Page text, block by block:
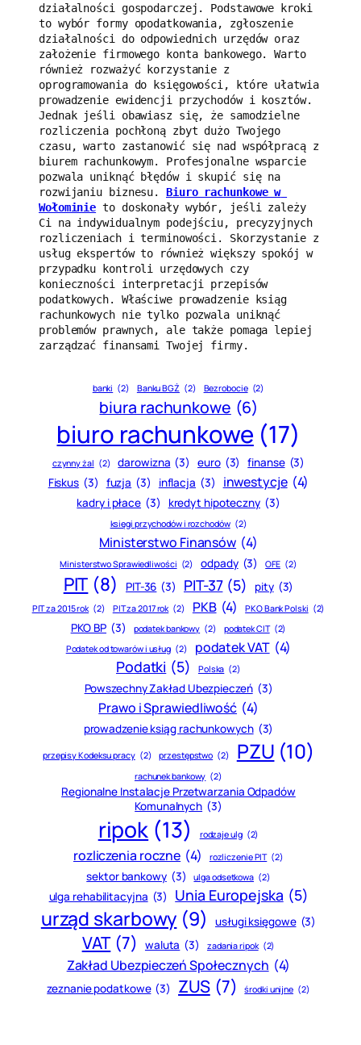
działalności gospodarczej. Podstawowe kroki
to wybór formy opodatkowania, zgłoszenie
działalności do odpowiednich urzędów oraz
założenie firmowego konta bankowego. Warto
również rozważyć korzystanie z
oprogramowania do księgowości, które ułatwia
prowadzenie ewidencji przychodów i kosztów.
Jednak jeśli obawiasz się, że samodzielne
rozliczenia pochłoną zbyt dużo Twojego
czasu, warto zastanowić się nad współpracą z
biurem rachunkowym. Profesjonalne wsparcie
pozwala uniknąć błędów i skupić się na
rozwijaniu biznesu. Biuro rachunkowe w
Wołominie to doskonały wybór, jeśli zależy
Ci na indywidualnym podejściu, precyzyjnych
rozliczeniach i terminowości. Skorzystanie z
usług ekspertów to również większy spokój w
przypadku kontroli urzędowych czy
konieczności interpretacji przepisów
podatkowych. Właściwe prowadzenie ksiąg
rachunkowych nie tylko pozwala uniknąć
problemów prawnych, ale także pomaga lepiej
zarządzać finansami Twojej firmy.
banki (2) Banku BGŻ (2) Bezrobocie (2)
biura rachunkowe (6)
biuro rachunkowe (17)
czynny żal (2) darowizna (3) euro (3) finanse (3)
Fiskus (3) fuzja (3) inflacja (3) inwestycje (4)
kadry i płace (3) kredyt hipoteczny (3)
księgi przychodów i rozchodów (2)
Ministerstwo Finansów (4)
Ministerstwo Sprawiedliwości (2) odpady (3) OFE (2)
PIT (8) PIT-36 (3) PIT-37 (5) pity (3)
PIT za 2015 rok (2) PIT za 2017 rok (2) PKB (4) PKO Bank Polski (2)
PKO BP (3) podatek bankowy (2) podatek CIT (2)
Podatek od towarów i usług (2) podatek VAT (4)
Podatki (5) Polska (2)
Powszechny Zakład Ubezpieczeń (3)
Prawo i Sprawiedliwość (4)
prowadzenie ksiąg rachunkowych (3)
przepisy Kodeksu pracy (2) przestępstwo (2) PZU (10)
rachunek bankowy (2)
Regionalne Instalacje Przetwarzania Odpadów
Komunalnych (3)
ripok (13) rodzaje ulg (2)
rozliczenia roczne (4) rozliczenie PIT (2)
sektor bankowy (3) ulga odsetkowa (2)
ulga rehabilitacyjna (3) Unia Europejska (5)
urząd skarbowy (9) usługi księgowe (3)
VAT (7) waluta (3) zadania ripok (2)
Zakład Ubezpieczeń Społecznych (4)
zeznanie podatkowe (3) ZUS (7) środki unijne (2)